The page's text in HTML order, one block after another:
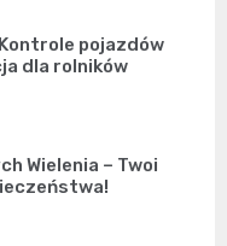
pojazdów
dla rolników
Wielenia – Twoi